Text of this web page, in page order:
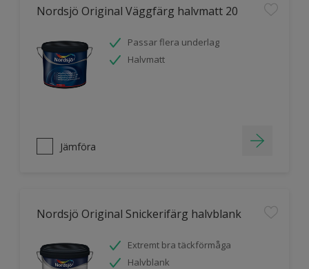
Nordsjö Original Väggfärg halvmatt 20
Passar flera underlag
Halvmatt
Jämföra
Nordsjö Original Snickerifärg halvblank
Extremt bra täckförmåga
Halvblank